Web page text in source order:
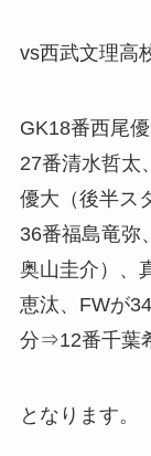
vs西武文理高
GK18番西尾
27番清水哲太
優大（後半ス
36番福島竜弥
奥山圭介）、
恵汰、FWが
分⇒12番千葉
となります。